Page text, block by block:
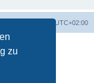
zu
UTC+02:00